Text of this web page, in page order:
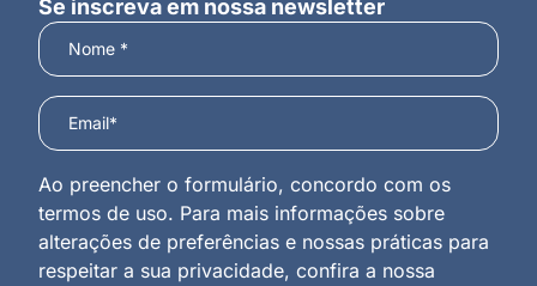
Se inscreva em nossa newsletter
Ao preencher o formulário, concordo com os
termos de uso. Para mais informações sobre
alterações de preferências e nossas práticas para
respeitar a sua privacidade, confira a nossa